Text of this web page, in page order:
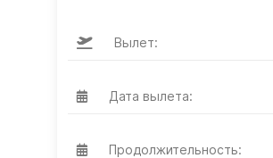
Вылет:
Дата вылета:
Продолжительность: